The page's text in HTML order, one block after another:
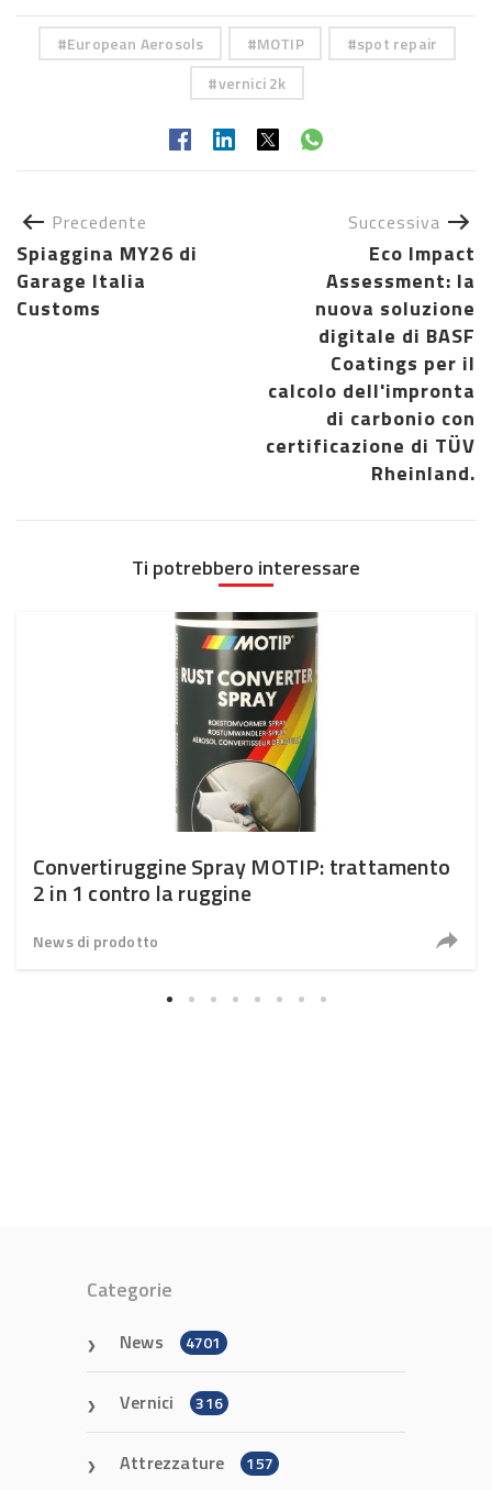
European Aerosols MOTIP
spot repair
vernici 2k
Precedente
Spiaggina MY26 di
Garage Italia
Customs
Successiva
Eco Impact
Assessment: la
nuova soluzione
digitale di BASF
Coatings per il
calcolo dell'impronta
di carbonio con
certificazione di TÜV
Rheinland.
Ti potrebbero interessare
Convertiruggine Spray MOTIP: trattamento
2 in 1 contro la ruggine
News di prodotto
Categorie
News 4701
Vernici 316
Attrezzature 157